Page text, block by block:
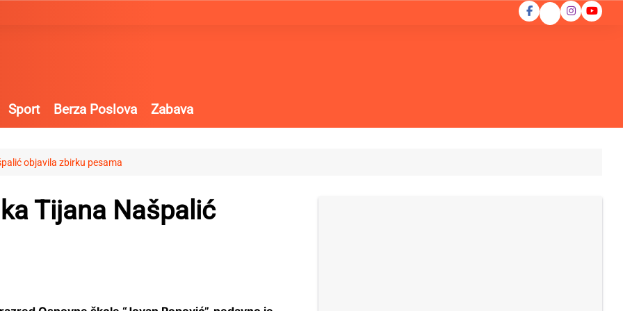
Sport Berza Poslova Zabava
objavila zbirku pesama
Tijana Našpalić